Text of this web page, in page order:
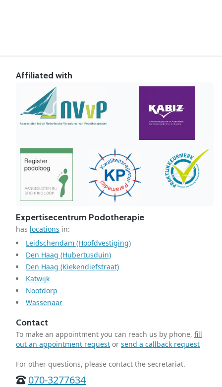
Affiliated with
Expertisecentrum Podotherapie
has locations in:
Leidschendam (Hoofdvestiging)
Den Haag (Hubertusduin)
Den Haag (Kiekendiefstraat)
Katwijk
Nootdorp
Wassenaar
Contact
To make an appointment you can reach us by phone, fill
out an appointment request or send a callback request
For other questions, please contact the secretariat.
070-3277634